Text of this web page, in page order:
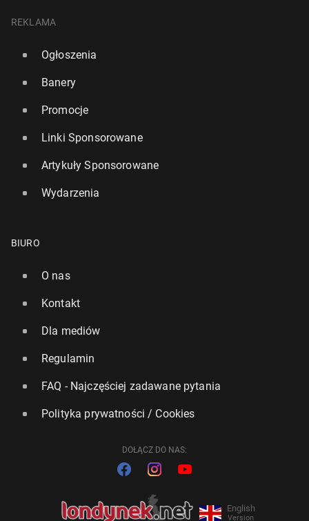
REKLAMA
Ogłoszenia
Banery
Promocje
Linki Sponsorowane
Artykuły Sponsorowane
Wydarzenia
BIURO
O nas
Kontakt
Dla mediów
Regulamin
FAQ - Najczęściej zadawane pytania
Polityka prywatności / Cookies
DOŁĄCZ DO NAS:
English
Version